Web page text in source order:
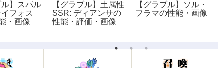
ル】スパル
フォス
・画像
【グラブル】土属性
SSR: ディアンサの
性能・評価・画像
【グラブル】ソル・
フラマの性能・画像